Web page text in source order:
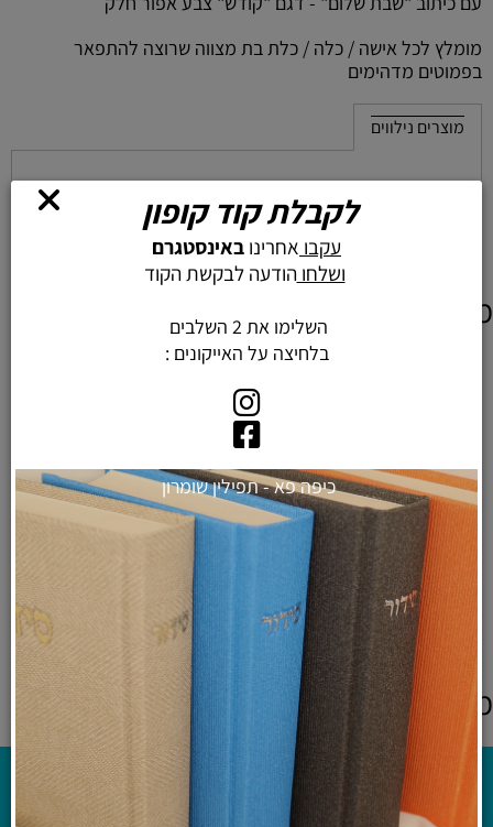
מומלץ לכל אישה / כלה / כלת בת מצווה שרוצה להתפאר
בפמוטים מדהימים
מוצרים נילווים
מוצרים דומים
פמוטים מודרניים נמוכים לשבת
מבטון מעוצב - דגם "קודש"
לרכישה ולפרטים נוספים
מוצרים אחרונים שנצפו
לקבלת קוד קופון
עקבו אחרינו באינסטגרם
ושלחוהודעה לבקשת הקוד
השלימו את 2 השלבים
בלחיצה על האייקונים :
כיפה פא - תפילין שומרון